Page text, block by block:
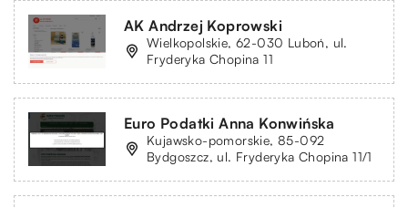
AK Andrzej Koprowski
Wielkopolskie, 62-030 Luboń, ul.
Fryderyka Chopina 11
Euro Podatki Anna Konwińska
Kujawsko-pomorskie, 85-092
Bydgoszcz, ul. Fryderyka Chopina 11/1